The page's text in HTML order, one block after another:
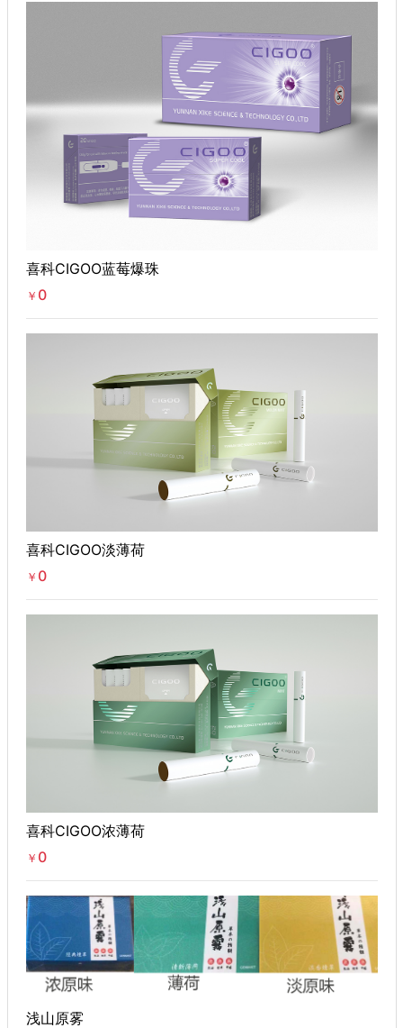
喜科CIGOO蓝莓爆珠
￥ 0
喜科CIGOO淡薄荷
￥ 0
喜科CIGOO浓薄荷
￥ 0
浅山原雾